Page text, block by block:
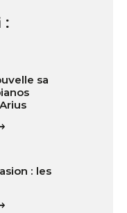
:
sa
: les